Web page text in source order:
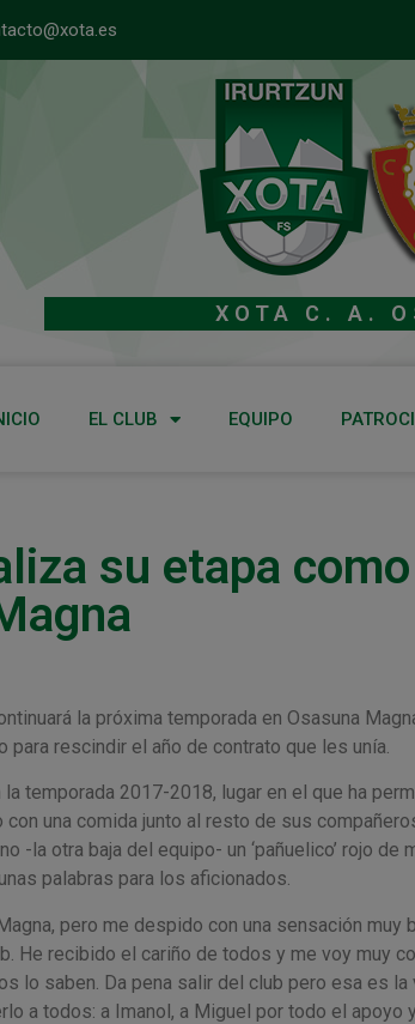
XOTA C. A.
EL CLUB EQUIPO
su etapa
la próxima temporada en Osasuna
para rescindir el año de contrato que les unía.
temporada 2017-2018, lugar en el que ha
una comida junto al resto de sus
-la otra baja del equipo- un ‘pañuelico’ rojo
palabras para los aficionados.
pero me despido con una sensación muy
He recibido el cariño de todos y me voy muy
lo saben. Da pena salir del club pero esa es
a todos: a Imanol, a Miguel por todo el